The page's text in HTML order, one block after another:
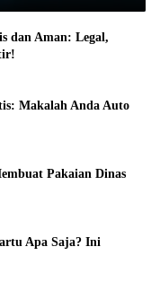
dan Aman: Legal,
Makalah Anda Auto
Pakaian Dinas
Apa Saja? Ini